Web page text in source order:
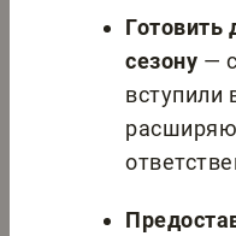
Готовить
сезону —
вступили